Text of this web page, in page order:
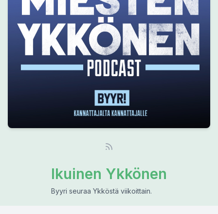
Ikuinen Ykkönen
Byyri seuraa Ykköstä viikoittain.